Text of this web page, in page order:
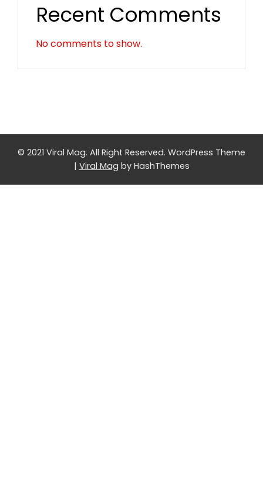
Recent Comments
No comments to show.
© 2021 Viral Mag. All Right Reserved. WordPress Theme
| Viral Mag by HashThemes